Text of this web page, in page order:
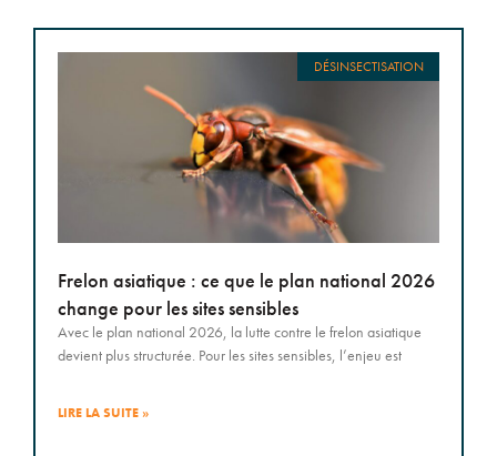
DÉSINSECTISATION
Frelon asiatique : ce que le plan national 2026
change pour les sites sensibles
Avec le plan national 2026, la lutte contre le frelon asiatique
devient plus structurée. Pour les sites sensibles, l’enjeu est
LIRE LA SUITE »